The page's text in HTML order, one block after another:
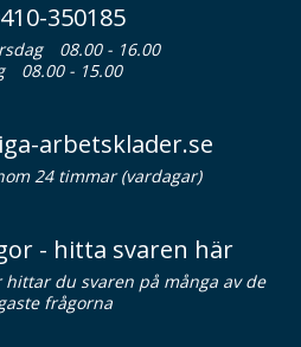
350185
08.00 - 16.00
08.00 - 15.00
arbetsklader.se
24 timmar (vardagar)
- hitta svaren här
du svaren på många av de
frågorna